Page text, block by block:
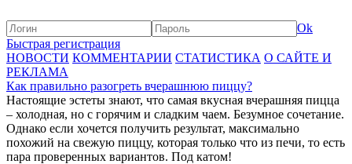
Ok
Быстрая регистрация
НОВОСТИ КОММЕНТАРИИ СТАТИСТИКА О САЙТЕ И
РЕКЛАМА
Как правильно разогреть вчерашнюю пиццу?
Настоящие эстеты знают, что самая вкусная вчерашняя пицца
– холодная, но с горячим и сладким чаем. Безумное сочетание.
Однако если хочется получить результат, максимально
похожий на свежую пиццу, которая только что из печи, то есть
пара проверенных вариантов. Под катом!